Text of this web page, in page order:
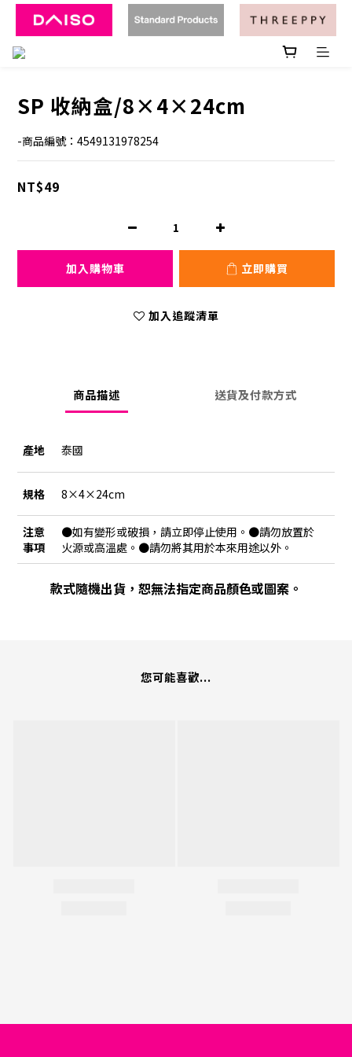
SP 收納盒/8×4×24cm
-商品編號：4549131978254
NT$49
加入購物車 立即購買
加入追蹤清單
商品描述 送貨及付款方式
產地 泰國
規格 8×4×24cm
注意
事項
●如有變形或破損，請立即停止使用。●請勿放置於
火源或高溫處。●請勿將其用於本來用途以外。
款式隨機出貨，恕無法指定商品顏色或圖案。
您可能喜歡...